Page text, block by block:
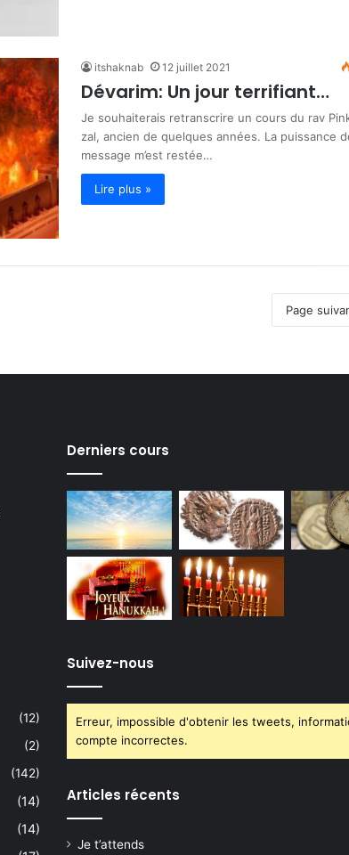
itshaknab 12 juillet 2021
Dévarim: Un jour terrifiant…
Je souhaiterais retranscrire un cours du rav
zal, ancien de quelques années. La puissance
message m’est restée…
Lire plus »
Page
(12)
(2)
(142)
(14)
(14)
Derniers cours
Suivez-nous
Erreur, impossible d'obtenir les tweets,
compte incorrectes.
Articles récents
Je t’attends